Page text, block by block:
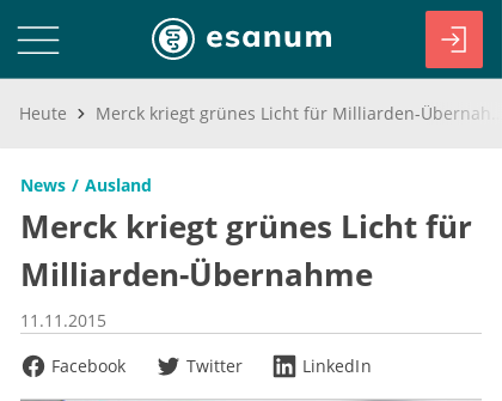
Heute
News Ausland
Merck kriegt grünes Licht für
Milliarden-Übernahme
11.11.2015
Facebook
Twitter LinkedIn